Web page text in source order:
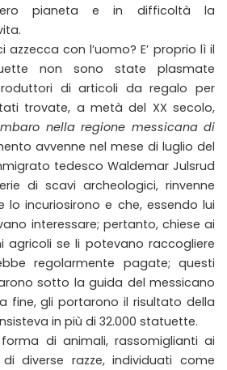
pianeta e in difficoltà la
azzecca con l’uomo? E’ proprio lì il
non sono state plasmate
di articoli da regalo per
trovate, a metà del XX secolo,
nella regione messicana di
avvenne nel mese di luglio del
tedesco Waldemar Julsrud
di scavi archeologici, rinvenne
incuriosirono e che, essendo lui
interessare; pertanto, chiese ai
agricoli se li potevano raccogliere
regolarmente pagate; questi
sotto la guida del messicano
fine, gli portarono il risultato della
in più di 32.000 statuette.
di animali, rassomiglianti ai
diverse razze, individuati come